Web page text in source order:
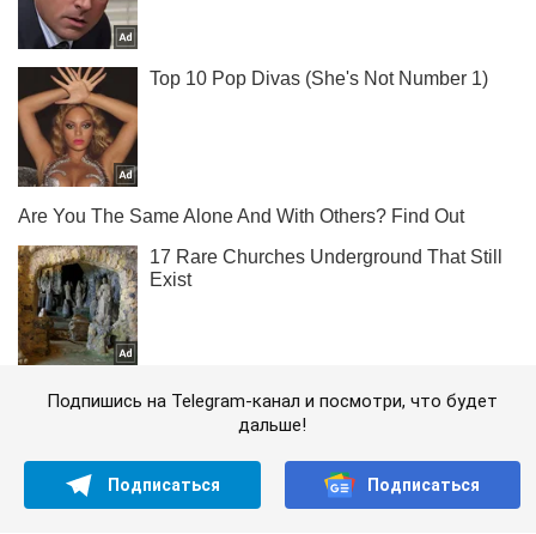
Подпишись на Telegram-канал и посмотри, что будет
дальше!
Подписаться Подписаться